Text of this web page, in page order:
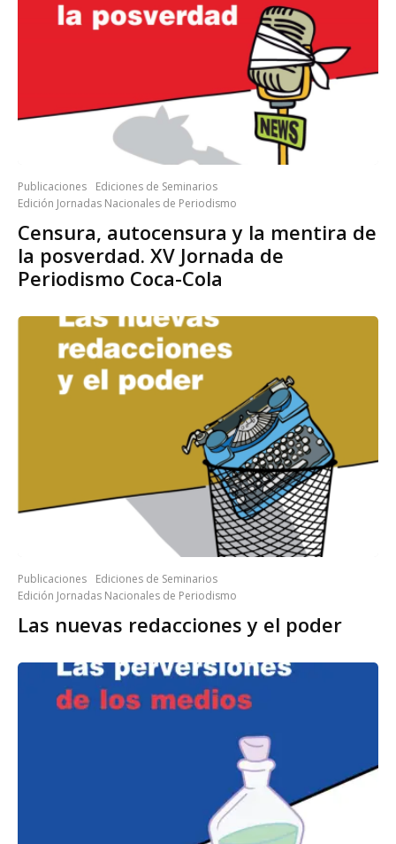
Publicaciones
Ediciones de Seminarios
Edición Jornadas Nacionales de Periodismo
Censura, autocensura y la mentira de
la posverdad. XV Jornada de
Periodismo Coca-Cola
Publicaciones
Ediciones de Seminarios
Edición Jornadas Nacionales de Periodismo
Las nuevas redacciones y el poder